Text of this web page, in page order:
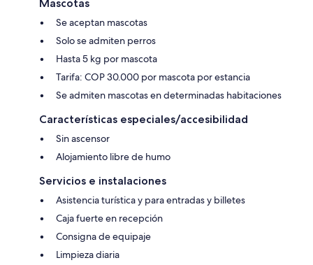
Mascotas
Se aceptan mascotas
Solo se admiten perros
Hasta 5 kg por mascota
Tarifa: COP 30.000 por mascota por estancia
Se admiten mascotas en determinadas habitaciones
Características especiales/accesibilidad
Sin ascensor
Alojamiento libre de humo
Servicios e instalaciones
Asistencia turística y para entradas y billetes
Caja fuerte en recepción
Consigna de equipaje
Limpieza diaria